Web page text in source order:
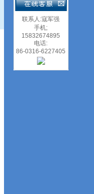
联系人:寇军强
手机;
15832674895
电话:
86-0316-6227405